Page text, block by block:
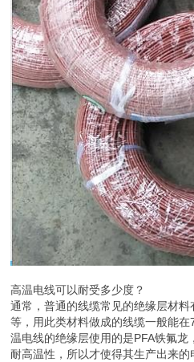
高温电线可以耐受多少度？
通常，普通的线缆常见的绝缘层材
等，用此类材料做成的线缆一般能
温电线的绝缘层使用的是PFA铁氟
耐高温性，所以才使得其生产出来